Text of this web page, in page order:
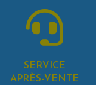
SERVICE
APRÈS-VENTE